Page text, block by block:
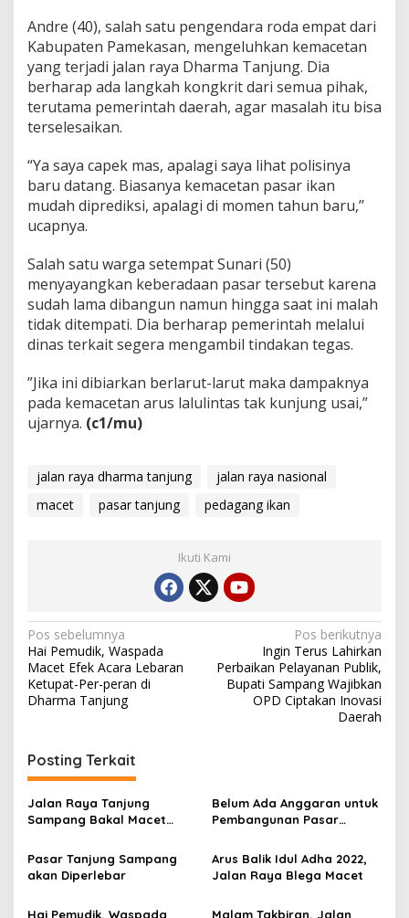
Andre (40), salah satu pengendara roda empat dari
Kabupaten Pamekasan, mengeluhkan kemacetan
yang terjadi jalan raya Dharma Tanjung. Dia
berharap ada langkah kongkrit dari semua pihak,
terutama pemerintah daerah, agar masalah itu bisa
terselesaikan.
“Ya saya capek mas, apalagi saya lihat polisinya
baru datang. Biasanya kemacetan pasar ikan
mudah diprediksi, apalagi di momen tahun baru,’’
ucapnya.
Salah satu warga setempat Sunari (50)
menyayangkan keberadaan pasar tersebut karena
sudah lama dibangun namun hingga saat ini malah
tidak ditempati. Dia berharap pemerintah melalui
dinas terkait segera mengambil tindakan tegas.
”Jika ini dibiarkan berlarut-larut maka dampaknya
pada kemacetan arus lalulintas tak kunjung usai,”
ujarnya. (c1/mu)
jalan raya dharma tanjung
jalan raya nasional
macet
pasar tanjung pedagang ikan
Ikuti Kami
Navigasi
pos
Pos sebelumnya
Hai Pemudik, Waspada
Macet Efek Acara Lebaran
Ketupat-Per-peran di
Dharma Tanjung
Pos berikutnya
Ingin Terus Lahirkan
Perbaikan Pelayanan Publik,
Bupati Sampang Wajibkan
OPD Ciptakan Inovasi
Daerah
Posting Terkait
Jalan Raya Tanjung
Sampang Bakal Macet
Ini Jalan Alternatifnya
Belum Ada Anggaran untuk
Pembangunan Pasar
Pasar Tanjung Sampang
akan Diperlebar
Arus Balik Idul Adha 2022,
Jalan Raya Blega Macet
Hai Pemudik, Waspada Malam Takbiran, Jalan